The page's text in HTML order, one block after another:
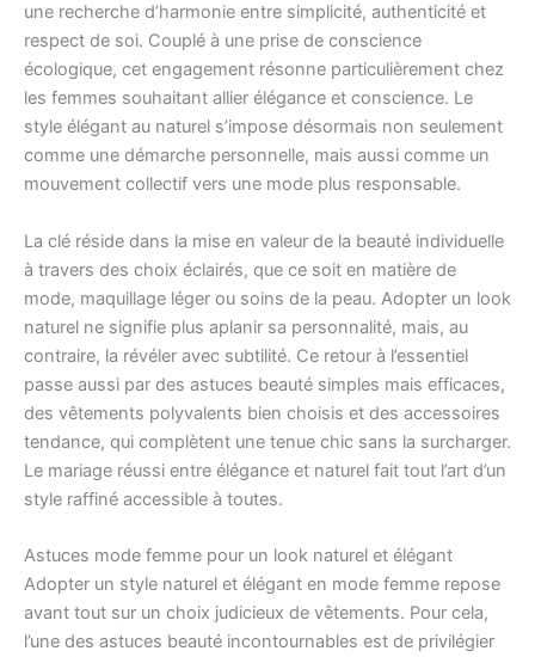
une recherche d’harmonie entre simplicité, authenticité et
respect de soi. Couplé à une prise de conscience
écologique, cet engagement résonne particulièrement chez
les femmes souhaitant allier élégance et conscience. Le
style élégant au naturel s’impose désormais non seulement
comme une démarche personnelle, mais aussi comme un
mouvement collectif vers une mode plus responsable.
La clé réside dans la mise en valeur de la beauté individuelle
à travers des choix éclairés, que ce soit en matière de
mode, maquillage léger ou soins de la peau. Adopter un look
naturel ne signifie plus aplanir sa personnalité, mais, au
contraire, la révéler avec subtilité. Ce retour à l’essentiel
passe aussi par des astuces beauté simples mais efficaces,
des vêtements polyvalents bien choisis et des accessoires
tendance, qui complètent une tenue chic sans la surcharger.
Le mariage réussi entre élégance et naturel fait tout l’art d’un
style raffiné accessible à toutes.
Astuces mode femme pour un look naturel et élégant
Adopter un style naturel et élégant en mode femme repose
avant tout sur un choix judicieux de vêtements. Pour cela,
l’une des astuces beauté incontournables est de privilégier